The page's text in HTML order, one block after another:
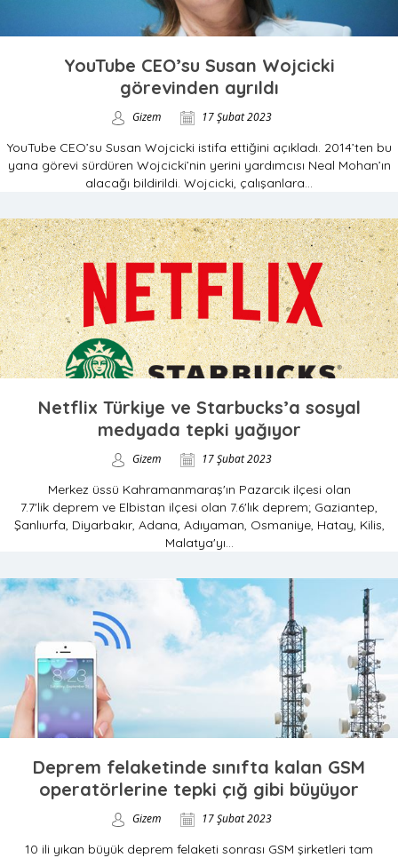
YouTube CEO’su Susan Wojcicki
görevinden ayrıldı
Gizem 17 Şubat 2023
YouTube CEO’su Susan Wojcicki istifa ettiğini açıkladı. 2014’ten bu
yana görevi sürdüren Wojcicki’nin yerini yardımcısı Neal Mohan’ın
alacağı bildirildi. Wojcicki, çalışanlara...
Netflix Türkiye ve Starbucks’a sosyal
medyada tepki yağıyor
Gizem 17 Şubat 2023
Merkez üssü Kahramanmaraş'ın Pazarcık ilçesi olan
7.7'lik deprem ve Elbistan ilçesi olan 7.6'lık deprem; Gaziantep,
Şanlıurfa, Diyarbakır, Adana, Adıyaman, Osmaniye, Hatay, Kilis,
Malatya'yı...
Deprem felaketinde sınıfta kalan GSM
operatörlerine tepki çığ gibi büyüyor
Gizem 17 Şubat 2023
10 ili yıkan büyük deprem felaketi sonrası GSM şirketleri tam